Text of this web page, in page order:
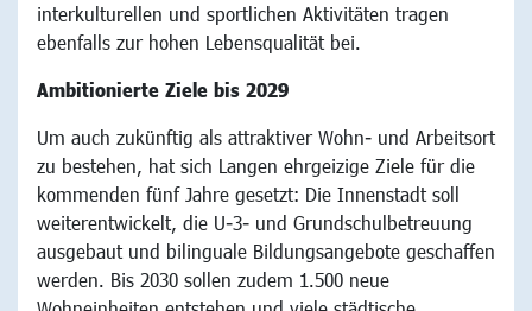
interkulturellen und sportlichen Aktivitäten tragen
ebenfalls zur hohen Lebensqualität bei.
Ambitionierte Ziele bis 2029
Um auch zukünftig als attraktiver Wohn- und Arbeitsort
zu bestehen, hat sich Langen ehrgeizige Ziele für die
kommenden fünf Jahre gesetzt: Die Innenstadt soll
weiterentwickelt, die U-3- und Grundschulbetreuung
ausgebaut und bilinguale Bildungsangebote geschaffen
werden. Bis 2030 sollen zudem 1.500 neue